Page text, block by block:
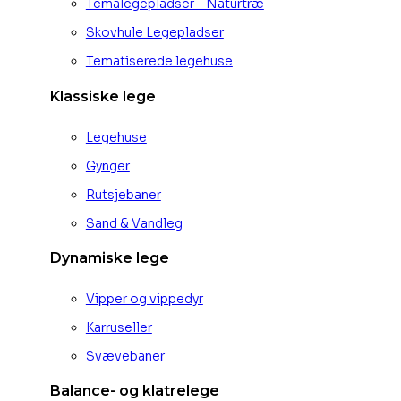
Temalegepladser - Naturtræ
Skovhule Legepladser
Tematiserede legehuse
Klassiske lege
Legehuse
Gynger
Rutsjebaner
Sand & Vandleg
Dynamiske lege
Vipper og vippedyr
Karruseller
Svævebaner
Balance- og klatrelege